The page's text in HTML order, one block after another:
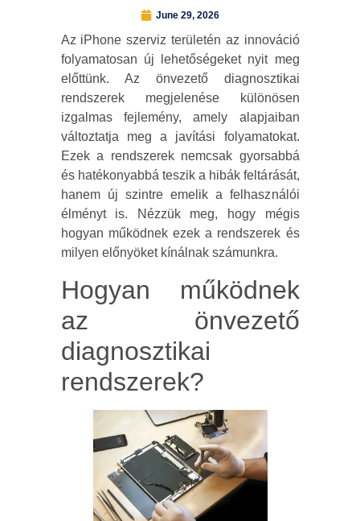
June 29, 2026
Az iPhone szerviz területén az innováció
folyamatosan új lehetőségeket nyit meg
előttünk. Az önvezető diagnosztikai
rendszerek megjelenése különösen
izgalmas fejlemény, amely alapjaiban
változtatja meg a javítási folyamatokat.
Ezek a rendszerek nemcsak gyorsabbá
és hatékonyabbá teszik a hibák feltárását,
hanem új szintre emelik a felhasználói
élményt is. Nézzük meg, hogy mégis
hogyan működnek ezek a rendszerek és
milyen előnyöket kínálnak számunkra.
Hogyan működnek
az önvezető
diagnosztikai
rendszerek?